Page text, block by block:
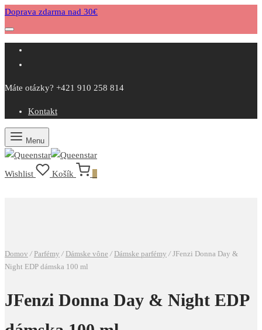
Doprava zdarma nad 30€
Máte otázky? +421 910 258 814
Kontakt
Menu
Wishlist Košík
Domov / Parfémy / Dámske vône / Dámske parfémy /JFenzi Donna Day &
Night EDP dámska 100 ml
JFenzi Donna Day & Night EDP